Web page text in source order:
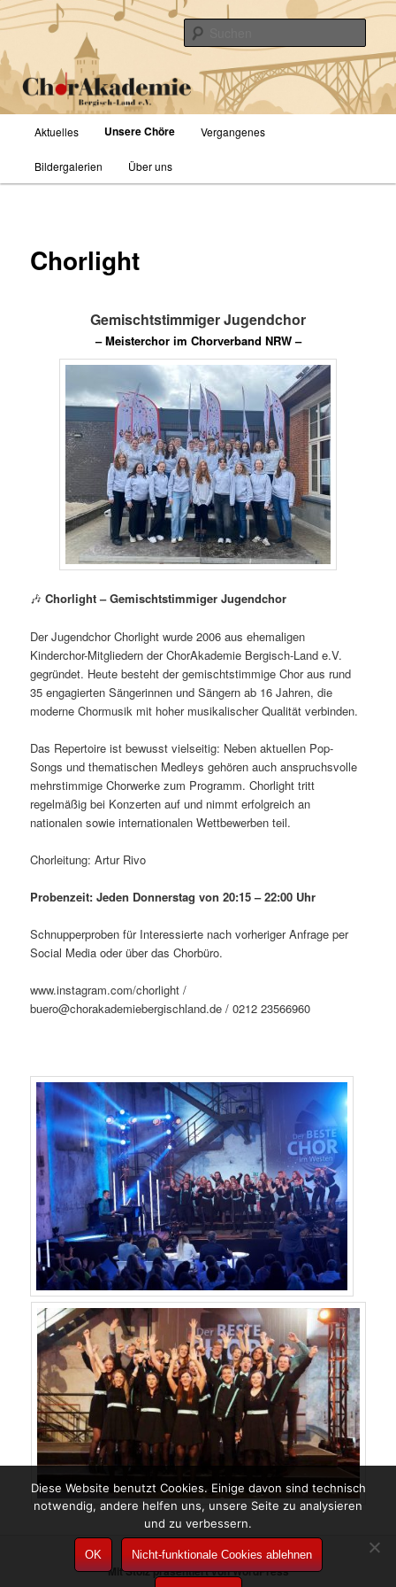
Zum
primären
Inhalt
springenChorAkademie Bergisch-Land e.V.
Aktuelles Unsere Chöre Vergangenes
Bildergalerien Über uns
Chorlight
Gemischtstimmiger Jugendchor
– Meisterchor im Chorverband NRW –
🎶Chorlight – Gemischtstimmiger Jugendchor
Der Jugendchor Chorlight wurde 2006 aus ehemaligen
Kinderchor-Mitgliedern der ChorAkademie Bergisch‑Land e.V.
gegründet. Heute besteht der gemischtstimmige Chor aus rund
35 engagierten Sängerinnen und Sängern ab 16 Jahren, die
moderne Chormusik mit hoher musikalischer Qualität verbinden.
Das Repertoire ist bewusst vielseitig: Neben aktuellen Pop-
Songs und thematischen Medleys gehören auch anspruchsvolle
mehrstimmige Chorwerke zum Programm. Chorlight tritt
regelmäßig bei Konzerten auf und nimmt erfolgreich an
nationalen sowie internationalen Wettbewerben teil.
Chorleitung: Artur Rivo
Probenzeit: Jeden Donnerstag von 20:15 – 22:00 Uhr
Schnupperproben für Interessierte nach vorheriger Anfrage per
Social Media oder über das Chorbüro.
www.instagram.com/chorlight /
buero@chorakademiebergischland.de / 0212 23566960
Mit Stolz präsentiert von WordPress
Diese Website benutzt Cookies. Einige davon sind technisch
notwendig, andere helfen uns, unsere Seite zu analysieren
und zu verbessern.
OK Nicht-funktionale Cookies ablehnen